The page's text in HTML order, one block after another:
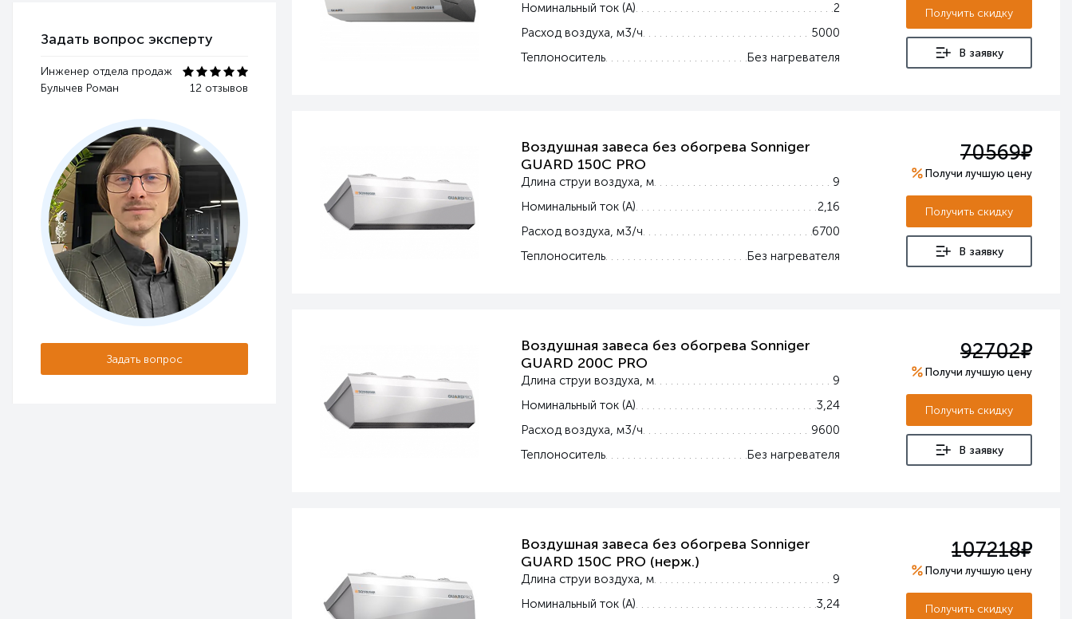
Задать вопрос эксперту
Инженер отдела продаж
Булычев Роман
12 отзывов
Задать вопрос
Номинальный ток (А)
2
Расход воздуха, м3/ч
5000
Теплоноситель
Без нагревателя
Получить скидку
В заявку
Воздушная завеса без обогрева Sonniger
GUARD 150C PRO
Длина струи воздуха, м
9
Номинальный ток (А)
2,16
Расход воздуха, м3/ч
6700
Теплоноситель
Без нагревателя
70569е
Получи лучшую цену
Получить скидку
В заявку
Воздушная завеса без обогрева Sonniger
GUARD 200C PRO
Длина струи воздуха, м
9
Номинальный ток (А)
3,24
Расход воздуха, м3/ч
9600
Теплоноситель
Без нагревателя
92702е
Получи лучшую цену
Получить скидку
В заявку
Воздушная завеса без обогрева Sonniger
GUARD 150C PRO (нерж.)
Длина струи воздуха, м
9
Номинальный ток (А)
3,24
107218е
Получи лучшую цену
Получить скидку